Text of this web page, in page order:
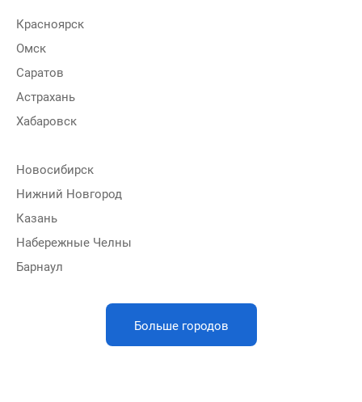
Красноярск
Омск
Саратов
Астрахань
Хабаровск
Новосибирск
Нижний Новгород
Казань
Набережные Челны
Барнаул
Больше городов